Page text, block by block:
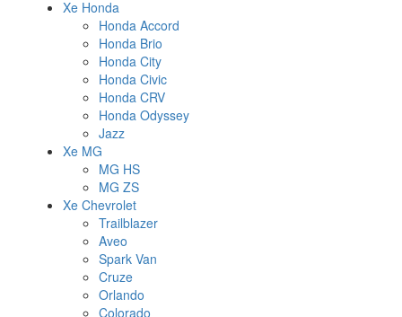
Xe Honda
Honda Accord
Honda Brio
Honda City
Honda Civic
Honda CRV
Honda Odyssey
Jazz
Xe MG
MG HS
MG ZS
Xe Chevrolet
Trailblazer
Aveo
Spark Van
Cruze
Orlando
Colorado